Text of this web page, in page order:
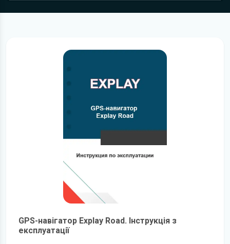
GPS-навігатор Explay Road. Інструкція з
експлуатації